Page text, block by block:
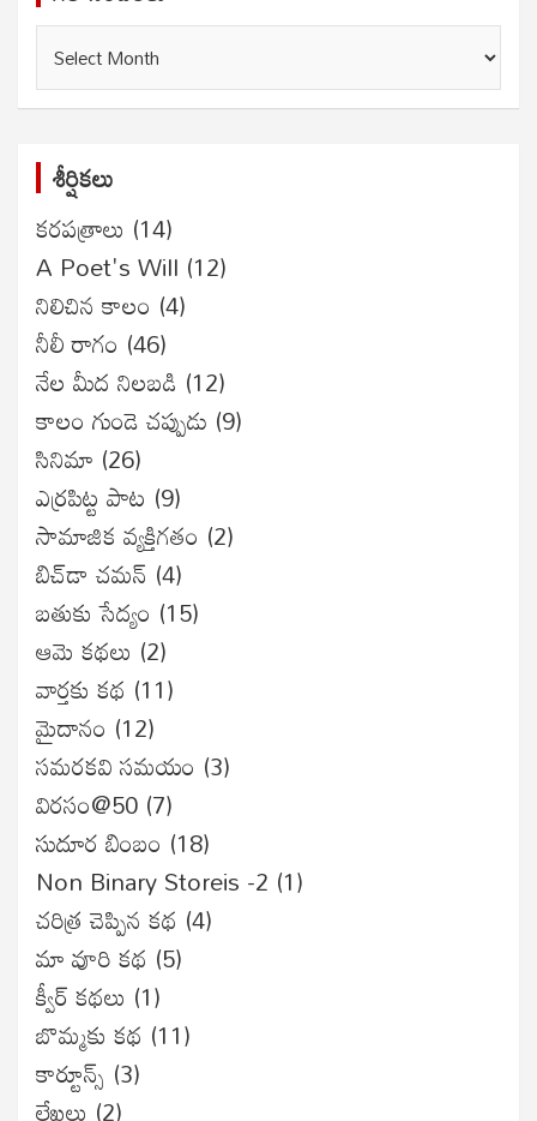
గత
సంచికలు
శీర్షికలు
కరపత్రాలు (14)
A Poet's Will (12)
నిలిచిన కాలం (4)
నీలీ రాగం (46)
నేల మీద నిలబడి (12)
కాలం గుండె చప్పుడు (9)
సినిమా (26)
ఎర్రపిట్ట పాట (9)
సామాజిక వ్యక్తిగతం (2)
బిచ్‌డా చమన్ (4)
బతుకు సేద్యం (15)
ఆమె కథలు (2)
వార్తకు కథ (11)
మైదానం (12)
సమరకవి సమయం (3)
విరసం@50 (7)
సుదూర బింబం (18)
Non Binary Storeis -2 (1)
చరిత్ర చెప్పిన కథ (4)
మా వూరి కథ (5)
క్వీర్ కథలు (1)
బొమ్మకు కథ (11)
కార్టూన్స్ (3)
లేఖలు (2)